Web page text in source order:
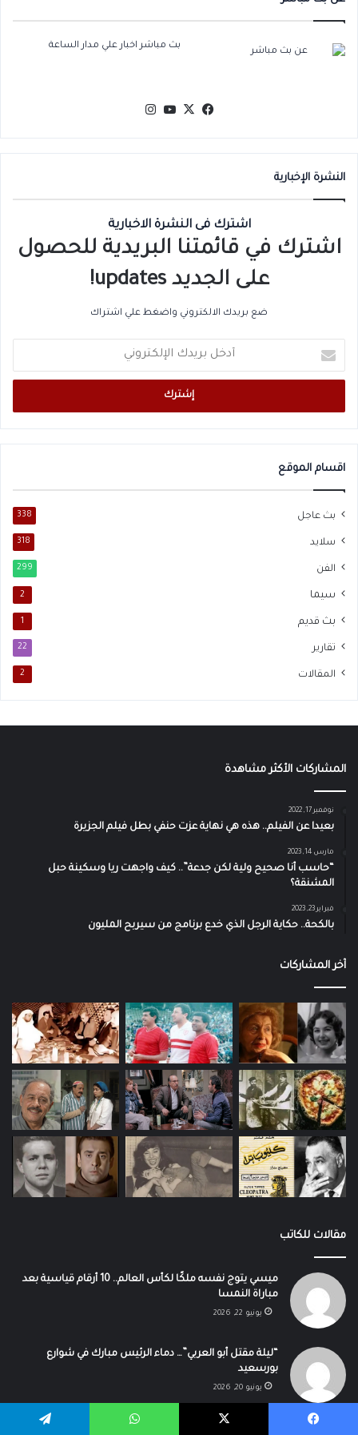
بث مباشر اخبار علي مدار الساعة
فيسبوك
‫X
‫YouTube
النشرة الإخبارية
اشترك فى النشرة الاخبارية
اشترك في قائمتنا البريدية للحصول
على الجديد updates!
ضع بريدك الالكتروني واضغط علي اشتراك
بريدك
الإلكتروني
اقسام الموقع
بث عاجل 338
سلايد 318
الفن 299
سيما 2
بث قديم 1
تقارير 22
المقالات 2
المشاركات الأكثر مشاهدة
نوفمبر 17, 2022
بعيدا عن الفيلم.. هذه هي نهاية عزت حنفي بطل فيلم الجزيرة
مارس 14, 2023
“حاسب أنا صحيح ولية لكن جدعة”.. كيف واجهت ريا وسكينة حبل
المشنقة؟
فبراير 23, 2023
بالكحة.. حكاية الرجل الذي خدع برنامج من سيربح المليون
آخر المشاركات
مقالات للكاتب
ميسي يتوج نفسه ملكًا لكأس العالم.. 10 أرقام قياسية بعد
مباراة النمسا
يونيو 22, 2026
“ليلة مقتل أبو العربي”… دماء الرئيس مبارك في شوارع
بورسعيد
يونيو 20, 2026